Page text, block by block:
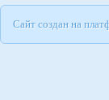
Сайт создан на